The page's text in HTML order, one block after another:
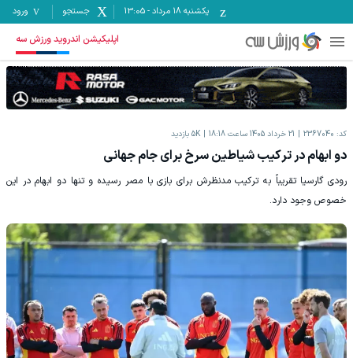
یکشنبه ۱۸ مرداد -
13:05 جستجو ورود
اپلیکیشن اندروید ورزش سه
کد: 2367040 21 خرداد 1405 ساعت 18:18 5K بازدید
دو ابهام در ترکیب شیاطین سرخ برای جام جهانی
رودی گارسیا تقریباً به ترکیب مدنظرش برای بازی با مصر رسیده و تنها دو ابهام در این
خصوص وجود دارد.